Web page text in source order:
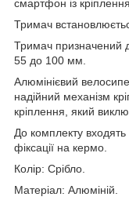
смартфон із кріплення.
Тримач
Тримач призначений
55 до 100 мм.
Алюмінієвий
надійний механізм
кріплення, який
До комплекту
фіксації на кермо.
Колір: Срібло.
Матеріал: Алюміній.